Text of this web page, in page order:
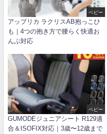
ベビー
アップリカ ラクリスAB抱っこひ
も｜4つの抱き方で腰らく快適お
んぶ対応
ベビー
GUMODEジュニアシート R129適
合＆ISOFIX対応｜3歳〜12歳まで